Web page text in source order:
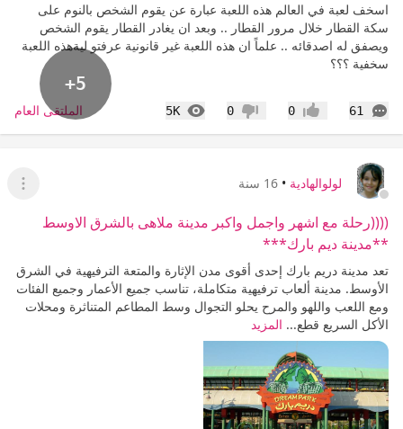
اسخف لعبة في العالم هذه اللعبة عبارة عن يقوم الشخص بالنوم على
سكة القطار خلال مرور القطار .. وبعد ان يغادر القطار يقوم الشخص
ويصفق له اصدقائه .. علماً ان هذه اللعبة غير قانونية عرفتو ليةهذه اللعبة
سخفية ؟؟؟
+5
61
التعليقات إعجاب0 عدم إعجاب
0
5K
المشاهدات الملتقى العام
لولوالهادية • 16 سنة
عرض
((((رحلة مع اشهر واجمل واكبر مدينة ملاهى بالشرق الاوسط
**مدينة ديم بارك***
تعد مدينة دريم بارك إحدى أقوى مدن الإثارة والمتعة الترفيهية في الشرق
الأوسط. مدينة ألعاب ترفيهية متكاملة، تناسب جميع الأعمار وجميع الفئات
ومع اللعب واللهو والمرح يحلو التجوال وسط المطاعم المتناثرة ومحلات
الأكل السريع قطع... المزيد